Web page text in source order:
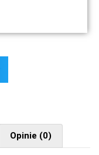
Opinie (0)